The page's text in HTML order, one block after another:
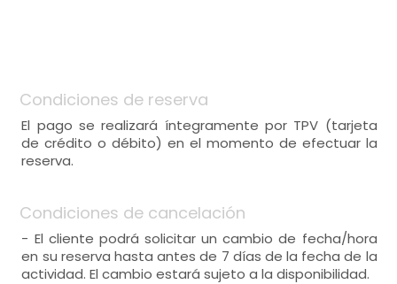
Condiciones de reserva
El pago se realizará íntegramente por TPV (tarjeta
de crédito o débito) en el momento de efectuar la
reserva.
Condiciones de cancelación
- El cliente podrá solicitar un cambio de fecha/hora
en su reserva hasta antes de 7 días de la fecha de la
actividad. El cambio estará sujeto a la disponibilidad.